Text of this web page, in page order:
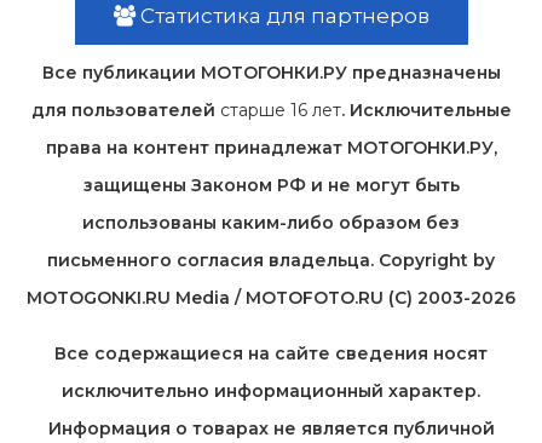
Статистика для партнеров
Все публикации МОТОГОНКИ.РУ предназначены
для пользователей старше 16 лет. Исключительные
права на контент принадлежат МОТОГОНКИ.РУ,
защищены Законом РФ и не могут быть
использованы каким-либо образом без
письменного согласия владельца. Copyright by
MOTOGONKI.RU Media / MOTOFOTO.RU (C) 2003-2026
Все содержащиеся на cайте сведения носят
исключительно информационный характер.
Информация о товарах не является публичной